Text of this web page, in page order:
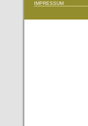
IMPRESSUM